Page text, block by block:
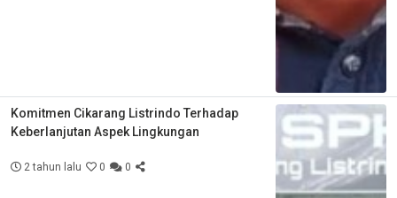
Komitmen Cikarang Listrindo Terhadap
Keberlanjutan Aspek Lingkungan
2 tahun lalu 0 0